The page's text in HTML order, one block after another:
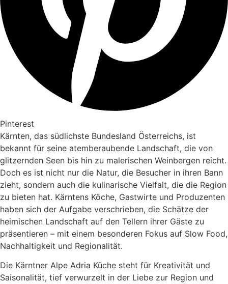
Pinterest
Kärnten, das südlichste Bundesland Österreichs, ist
bekannt für seine atemberaubende Landschaft, die von
glitzernden Seen bis hin zu malerischen Weinbergen reicht.
Doch es ist nicht nur die Natur, die Besucher in ihren Bann
zieht, sondern auch die kulinarische Vielfalt, die die Region
zu bieten hat. Kärntens Köche, Gastwirte und Produzenten
haben sich der Aufgabe verschrieben, die Schätze der
heimischen Landschaft auf den Tellern ihrer Gäste zu
präsentieren – mit einem besonderen Fokus auf Slow Food,
Nachhaltigkeit und Regionalität.
Die Kärntner Alpe Adria Küche steht für Kreativität und
Saisonalität, tief verwurzelt in der Liebe zur Region und